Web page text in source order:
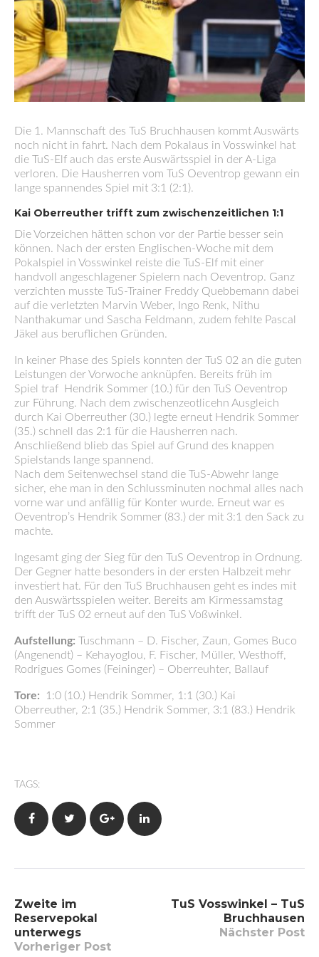
Die 1. Mannschaft des TuS Bruchhausen kommt Auswärts
noch nicht in fahrt. Nach dem Pokalaus in Vosswinkel hat
die TuS-Elf auch das erste Auswärtsspiel in der A-Liga
verloren. Die Hausherren vom TuS Oeventrop gewann ein
lange spannendes Spiel mit 3:1 (2:1).
Kai Oberreuther trifft zum zwischenzeitlichen 1:1
Die Vorzeichen hätten schon vor der Partie besser sein
können. Nach der ersten Englischen-Woche mit dem
Pokalspiel in Vosswinkel reiste die TuS-Elf mit einer
handvoll angeschlagener Spielern nach Oeventrop. Ganz
verzichten musste TuS-Trainer Freddy Quebbemann dabei
auf die verletzten Marvin Weber, Ingo Renk, Nithu
Nanthakumar und Sascha Feldmann, zudem fehlte Pascal
Jäkel aus beruflichen Gründen.
In keiner Phase des Spiels konnten der TuS 02 an die guten
Leistungen der Vorwoche anknüpfen. Bereits früh im
Spiel traf Hendrik Sommer (10.) für den TuS Oeventrop
zur Führung. Nach dem zwischenzeotlicehn Ausgleich
durch Kai Oberreuther (30.) legte erneut Hendrik Sommer
(35.) schnell das 2:1 für die Hausherren nach.
Anschließend blieb das Spiel auf Grund des knappen
Spielstands lange spannend.
Nach dem Seitenwechsel stand die TuS-Abwehr lange
sicher, ehe man in den Schlussminuten nochmal alles nach
vorne war und anfällig für Konter wurde. Erneut war es
Oeventrop’s Hendrik Sommer (83.) der mit 3:1 den Sack zu
machte.
Ingesamt ging der Sieg für den TuS Oeventrop in Ordnung.
Der Gegner hatte besonders in der ersten Halbzeit mehr
investiert hat. Für den TuS Bruchhausen geht es indes mit
den Auswärtsspielen weiter. Bereits am Kirmessamstag
trifft der TuS 02 erneut auf den TuS Voßwinkel.
Aufstellung: Tuschmann – D. Fischer, Zaun, Gomes Buco
(Angenendt) – Kehayoglou, F. Fischer, Müller, Westhoff,
Rodrigues Gomes (Feininger) – Oberreuhter, Ballauf
Tore: 1:0 (10.) Hendrik Sommer, 1:1 (30.) Kai
Oberreuther, 2:1 (35.) Hendrik Sommer, 3:1 (83.) Hendrik
Sommer
TAGS:
FacebookTwitter Google+LinkedIn
Zweite im
Reservepokal
unterwegs
Vorheriger Post
TuS Vosswinkel – TuS
Bruchhausen
Nächster Post